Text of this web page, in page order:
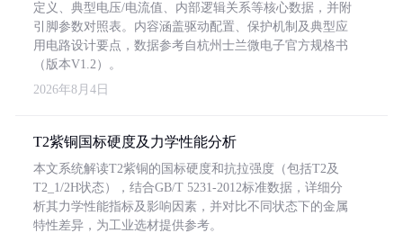
定义、典型电压/电流值、内部逻辑关系等核心数据，并附
引脚参数对照表。内容涵盖驱动配置、保护机制及典型应
用电路设计要点，数据参考自杭州士兰微电子官方规格书
（版本V1.2）。
2026年8月4日
T2紫铜国标硬度及力学性能分析
本文系统解读T2紫铜的国标硬度和抗拉强度（包括T2及
T2_1/2H状态），结合GB/T 5231-2012标准数据，详细分
析其力学性能指标及影响因素，并对比不同状态下的金属
特性差异，为工业选材提供参考。